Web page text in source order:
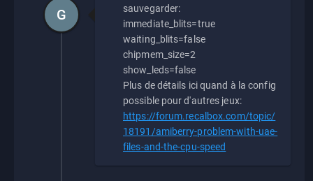
sauvegarder:
immediate_blits=true
waiting_blits=false
chipmem_size=2
show_leds=false
Plus de détails ici quand à la config
possible pour d'autres jeux:
https://forum.recalbox.com/topic/
18191/amiberry-problem-with-uae-
files-and-the-cpu-speed
G